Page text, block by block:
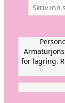
for lagring.